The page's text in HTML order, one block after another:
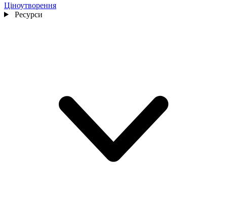
Ціноутворення
Ресурси